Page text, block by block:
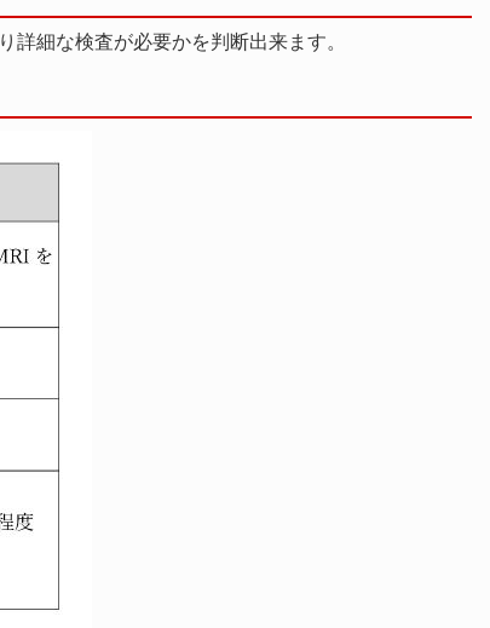
細な検査が必要かを判断出来ます。